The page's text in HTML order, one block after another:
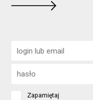
Zapamiętaj